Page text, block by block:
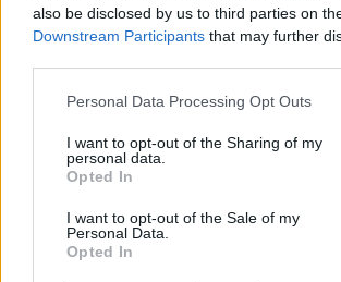
also be disclosed by us to third parties on
Downstream Participants that may further
Personal Data Processing Opt Outs
I want to opt-out of the Sharing of my
personal data.
Opted In
I want to opt-out of the Sale of my
Personal Data.
Opted In
Te puede interesar…